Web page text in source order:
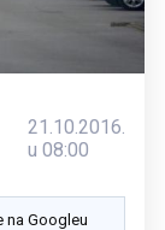
21.10.2016.
u 08:00
na Googleu